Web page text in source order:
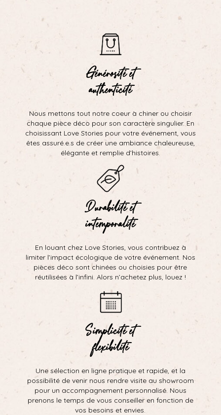
Générosité et
authenticité
Nous mettons tout notre coeur à chiner ou choisir
chaque pièce déco pour son caractère singulier. En
choisissant Love Stories pour votre événement, vous
êtes assuré.e.s de créer une ambiance chaleureuse,
élégante et remplie d’histoires.
Durabilité et
intemporalité
En louant chez Love Stories, vous contribuez à
limiter l’impact écologique de votre événement. Nos
pièces déco sont chinées ou choisies pour être
réutilisées à l’infini. Alors n’achetez plus, louez !
Simplicité et
flexibilité
Une sélection en ligne pratique et rapide, et la
possibilité de venir nous rendre visite au showroom
pour un accompagnement personnalisé. Nous
prenons le temps de vous conseiller en fonction de
vos besoins et envies.